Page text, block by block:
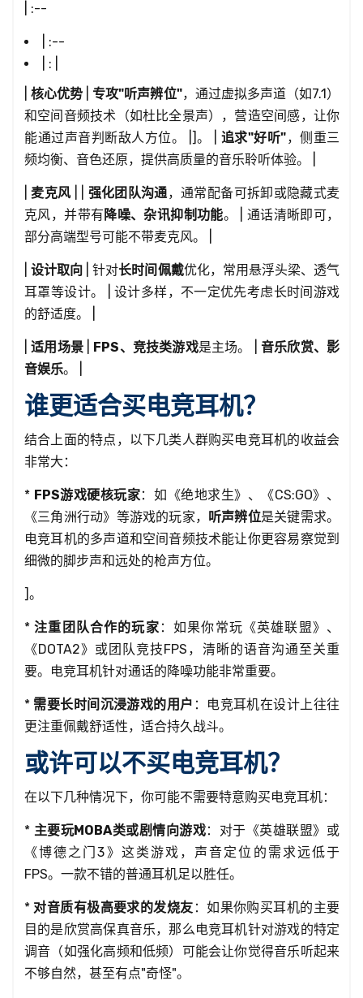
| :--
| :--
| : |
|核心优势 |专攻"听声辨位"，通过虚拟多声道（如7.1）
和空间音频技术（如杜比全景声），营造空间感，让你
能通过声音判断敌人方位。 |]。 | 追求"好听"，侧重三
频均衡、音色还原，提供高质量的音乐聆听体验。 |
|麦克风| | 强化团队沟通，通常配备可拆卸或隐藏式麦
克风，并带有 降噪、杂讯抑制功能。 | 通话清晰即可，
部分高端型号可能不带麦克风。 |
|设计取向 | 针对长时间佩戴优化，常用悬浮头梁、透气
耳罩等设计。 | 设计多样，不一定优先考虑长时间游戏
的舒适度。 |
|适用场景 FPS、竞技类游戏是主场。 |音乐欣赏、影
音娱乐。 |
谁更适合买电竞耳机？
结合上面的特点，以下几类人群购买电竞耳机的收益会
非常大：
* FPS游戏硬核玩家：如《绝地求生》、《CS:GO》、
《三角洲行动》等游戏的玩家， 听声辨位是关键需求。
电竞耳机的多声道和空间音频技术能让你更容易察觉到
细微的脚步声和远处的枪声方位。
]。
*注重团队合作的玩家 ：如果你常玩《英雄联盟》、
《DOTA2》或团队竞技FPS，清晰的语音沟通至关重
要。电竞耳机针对通话的降噪功能非常重要。
* 需要长时间沉浸游戏的用户 ：电竞耳机在设计上往往
更注重佩戴舒适性，适合持久战斗。
或许可以不买电竞耳机？
在以下几种情况下，你可能不需要特意购买电竞耳机：
* 主要玩MOBA类或剧情向游戏：对于《英雄联盟》或
《博德之门3》这类游戏，声音定位的需求远低于
FPS。一款不错的普通耳机足以胜任。
* 对音质有极高要求的发烧友 ：如果你购买耳机的主要
目的是欣赏高保真音乐，那么电竞耳机针对游戏的特定
调音（如强化高频和低频）可能会让你觉得音乐听起来
不够自然，甚至有点"奇怪"。